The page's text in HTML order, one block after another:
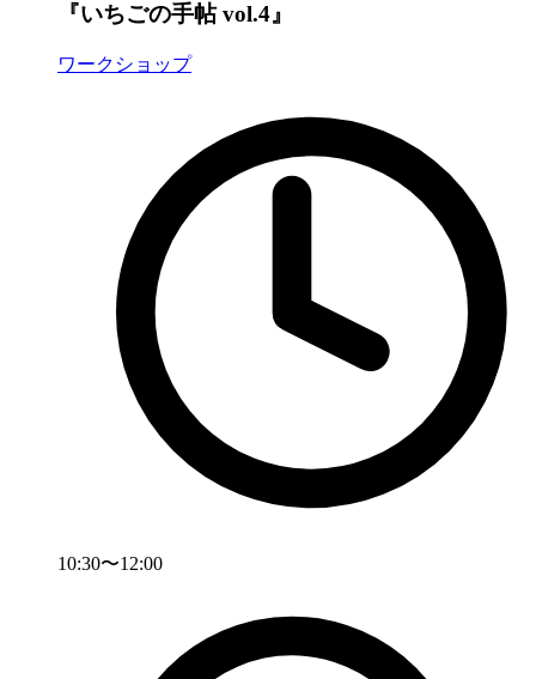
『いちごの手帖 vol.4』
ワークショップ
10:30〜12:00